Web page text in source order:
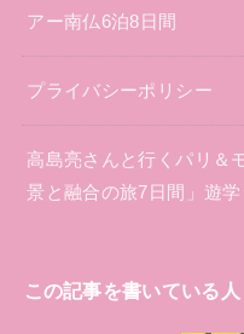
アー南仏6泊8日間
プライバシーポリシー
高島亮さんと行くパリ＆
景と融合の旅7日間」遊
この記事を書いている